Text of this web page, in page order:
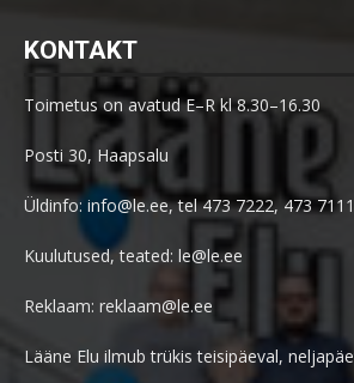
KONTAKT
Toimetus on avatud E–R kl 8.30–16.30
Posti 30, Haapsalu
Üldinfo: info@le.ee, tel 473 7222, 473 7111
Kuulutused, teated: le@le.ee
Reklaam: reklaam@le.ee
Lääne Elu ilmub trükis teisipäeval,